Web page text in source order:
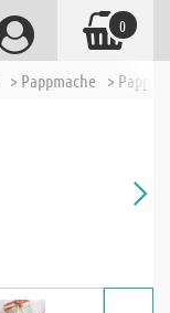
> Pappmache >
0